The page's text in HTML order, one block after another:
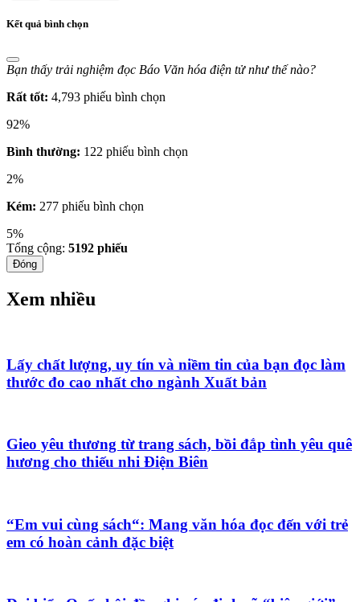
Kết quả bình chọn
Bạn thấy trải nghiệm đọc Báo Văn hóa điện tử như thế nào?
Rất tốt: 4,793 phiếu bình chọn
92%
Bình thường: 122 phiếu bình chọn
2%
Kém: 277 phiếu bình chọn
5%
Tổng cộng: 5192 phiếu
Đóng
Xem nhiều
Lấy chất lượng, uy tín và niềm tin của bạn đọc làm
thước đo cao nhất cho ngành Xuất bản
Gieo yêu thương từ trang sách, bồi đắp tình yêu quê
hương cho thiếu nhi Điện Biên
“Em vui cùng sách“: Mang văn hóa đọc đến với trẻ
em có hoàn cảnh đặc biệt